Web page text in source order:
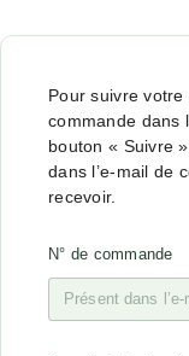
Pour suivre
commande dans
bouton « Suivre
dans l’e-mail de
recevoir.
N° de commande